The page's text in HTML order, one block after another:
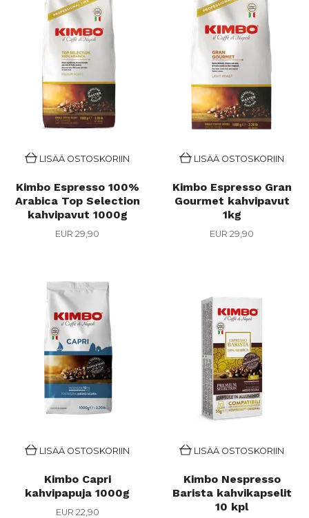
LISÄÄ OSTOSKORIIN
Kimbo Espresso 100%
Arabica Top Selection
kahvipavut 1000g
EUR 29,90
LISÄÄ OSTOSKORIIN
Kimbo Espresso Gran
Gourmet kahvipavut
1kg
EUR 29,90
LISÄÄ OSTOSKORIIN
Kimbo Capri
kahvipapuja 1000g
EUR 22,90
LISÄÄ OSTOSKORIIN
Kimbo Nespresso
Barista kahvikapselit
10 kpl